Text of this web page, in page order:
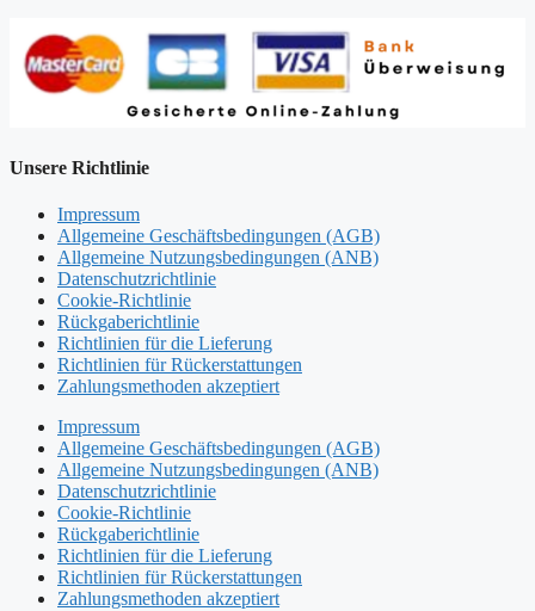
Unsere Richtlinie
Impressum
Allgemeine Geschäftsbedingungen (AGB)
Allgemeine Nutzungsbedingungen (ANB)
Datenschutzrichtlinie
Cookie-Richtlinie
Rückgaberichtlinie
Richtlinien für die Lieferung
Richtlinien für Rückerstattungen
Zahlungsmethoden akzeptiert
Impressum
Allgemeine Geschäftsbedingungen (AGB)
Allgemeine Nutzungsbedingungen (ANB)
Datenschutzrichtlinie
Cookie-Richtlinie
Rückgaberichtlinie
Richtlinien für die Lieferung
Richtlinien für Rückerstattungen
Zahlungsmethoden akzeptiert